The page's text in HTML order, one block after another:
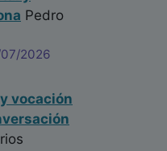
Pedro
2026
vocación